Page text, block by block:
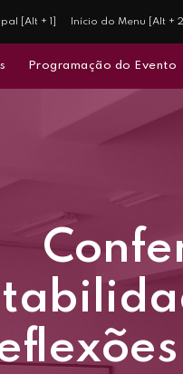
[Alt + 1] Início do Menu [Alt + 2]
Programação do Evento